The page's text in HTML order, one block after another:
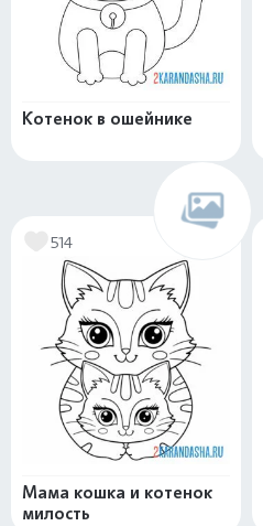
Котенок в ошейнике
514
Мама кошка и котенок
милость